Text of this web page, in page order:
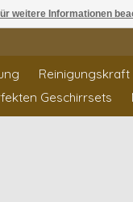
Reinigungskraft
Geschirrsets
weitere Informationen